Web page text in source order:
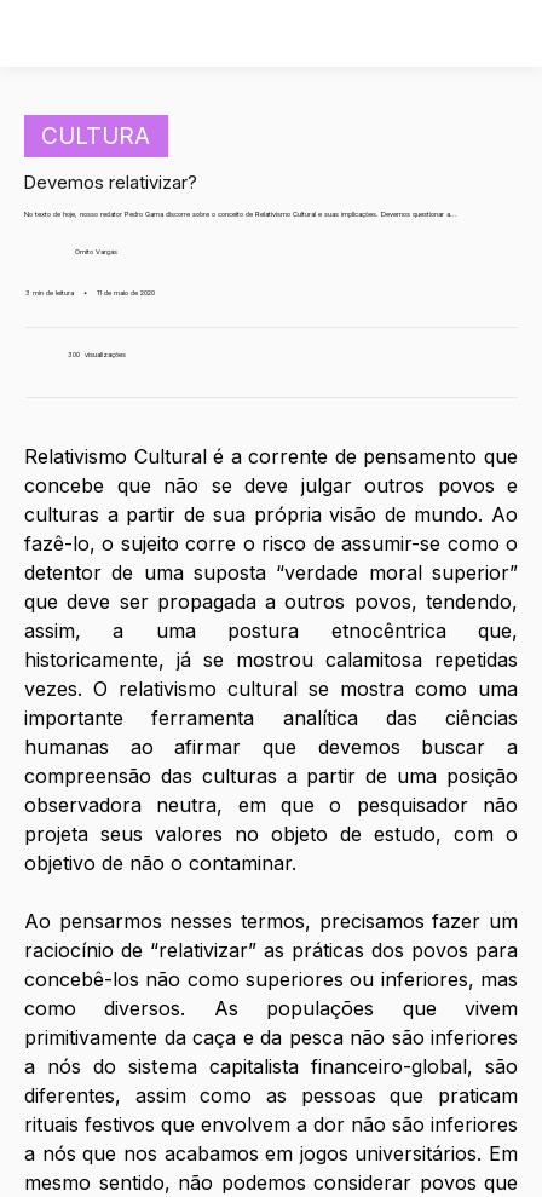
CULTURA
Devemos relativizar?
No texto de hoje, nosso redator Pedro Gama discorre sobre o conceito de Relativismo Cultural e suas implicações. Devemos questionar a...
Ornito Vargas
3 min de leitura • 11 de maio de 2020
300 visualizações
Relativismo Cultural é a corrente de pensamento que
concebe que não se deve julgar outros povos e
culturas a partir de sua própria visão de mundo. Ao
fazê-lo, o sujeito corre o risco de assumir-se como o
detentor de uma suposta “verdade moral superior”
que deve ser propagada a outros povos, tendendo,
assim, a uma postura etnocêntrica que,
historicamente, já se mostrou calamitosa repetidas
vezes. O relativismo cultural se mostra como uma
importante ferramenta analítica das ciências
humanas ao afirmar que devemos buscar a
compreensão das culturas a partir de uma posição
observadora neutra, em que o pesquisador não
projeta seus valores no objeto de estudo, com o
objetivo de não o contaminar.
Ao pensarmos nesses termos, precisamos fazer um
raciocínio de “relativizar” as práticas dos povos para
concebê-los não como superiores ou inferiores, mas
como diversos. As populações que vivem
primitivamente da caça e da pesca não são inferiores
a nós do sistema capitalista financeiro-global, são
diferentes, assim como as pessoas que praticam
rituais festivos que envolvem a dor não são inferiores
a nós que nos acabamos em jogos universitários. Em
mesmo sentido, não podemos considerar povos que